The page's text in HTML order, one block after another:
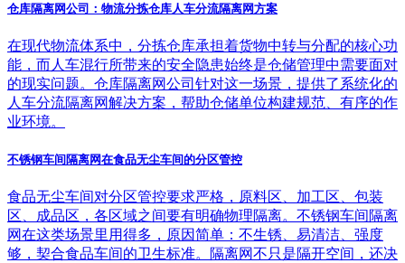
仓库隔离网公司：物流分拣仓库人车分流隔离网方案
在现代物流体系中，分拣仓库承担着货物中转与分配的核心功
能，而人车混行所带来的安全隐患始终是仓储管理中需要面对
的现实问题。仓库隔离网公司针对这一场景，提供了系统化的
人车分流隔离网解决方案，帮助仓储单位构建规范、有序的作
业环境。
不锈钢车间隔离网在食品无尘车间的分区管控
食品无尘车间对分区管控要求严格，原料区、加工区、包装
区、成品区，各区域之间要有明确物理隔离。不锈钢车间隔离
网在这类场景里用得多，原因简单：不生锈、易清洁、强度
够，契合食品车间的卫生标准。隔离网不只是隔开空间，还决